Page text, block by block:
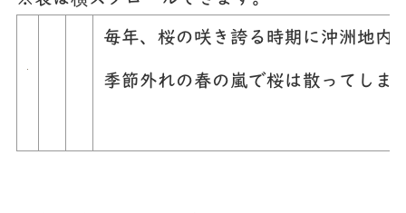
毎年、桜の咲き誇る時期に沖洲地内
季節外れの春の嵐で桜は散ってしま